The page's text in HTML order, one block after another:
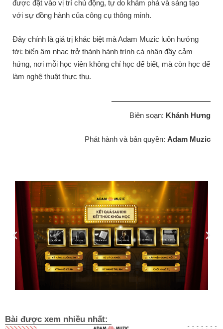
được đặt vào vị trí chủ động, tự do khám phá và sáng tạo
với sự đồng hành của công cụ thông minh.
Đây chính là giá trị khác biệt mà Adam Muzic luôn hướng
tới: biến âm nhạc trở thành hành trình cá nhân đầy cảm
hứng, nơi mỗi học viên không chỉ học để biết, mà còn học để
làm nghệ thuật thực thụ.
Biên soạn: Khánh Hưng
Phát hành và bản quyền: Adam Muzic
Bài được xem nhiều nhất: